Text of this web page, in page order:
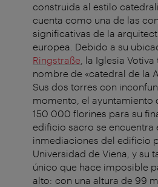
construida al estilo
cuenta como una de las
significativas de la
europea. Debido a su
Ringstraße , la Iglesia
nombre de «catedral de la
Sus dos torres con
momento, el ayuntamiento
150 000 florines para su
edificio sacro se encuentra
inmediaciones del edificio
Universidad de Viena, y su
único que hace imposible
alto: con una altura de 99